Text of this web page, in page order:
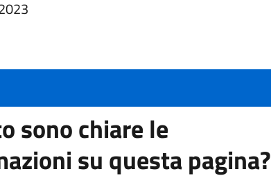
sono chiare le
su questa pagina?